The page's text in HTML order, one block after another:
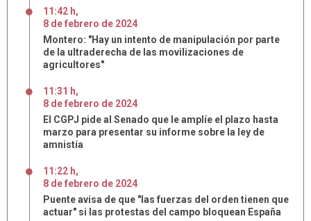
11:42 h,
8 defebrero de 2024
Montero: "Hay un intento de manipulación por parte
de la ultraderecha de las movilizaciones de
agricultores"
11:31 h,
8 defebrero de 2024
El CGPJ pide al Senado que le amplíe el plazo hasta
marzo para presentar su informe sobre la ley de
amnistía
11:22 h,
8 defebrero de 2024
Puente avisa de que "las fuerzas del orden tienen que
actuar" si las protestas del campo bloquean España